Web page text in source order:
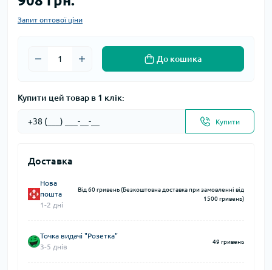
Запит оптової ціни
До кошика
Купити цей товар в 1 клік:
Купити
Доставка
Нова
пошта
1-2 дні
Від 60 гривень (Безкоштовна доставка при замовленні від
1500 гривень)
Точка видачі "Розетка"
3-5 днів
49 гривень